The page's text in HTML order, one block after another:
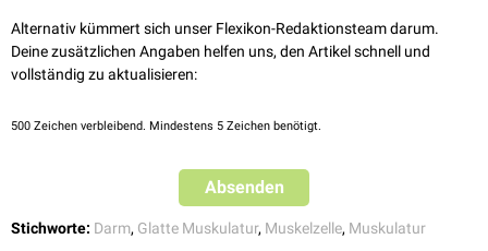
Alternativ kümmert sich unser Flexikon-Redaktionsteam darum.
Deine zusätzlichen Angaben helfen uns, den Artikel schnell und
vollständig zu aktualisieren:
500 Zeichen verbleibend. Mindestens 5 Zeichen benötigt.
Absenden
Stichworte: Darm, Glatte Muskulatur, Muskelzelle, Muskulatur